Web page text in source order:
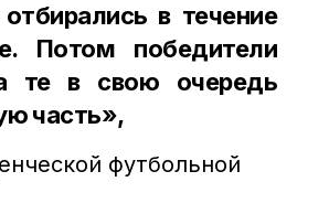
в течение
Потом победители
те в свою очередь
часть»,
футбольной